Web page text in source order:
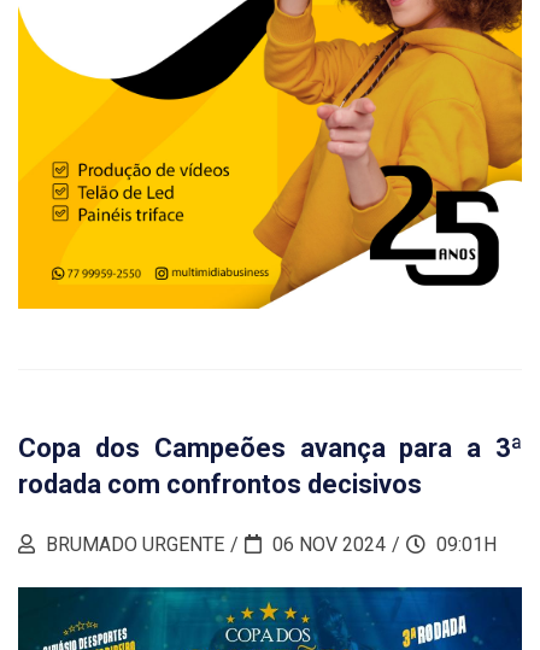
Copa dos Campeões avança para a 3ª
rodada com confrontos decisivos
BRUMADO URGENTE 06 NOV 2024 09:01H